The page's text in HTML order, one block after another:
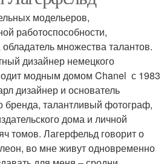
модельеров,
работоспособности,
множества талантов.
дизайнер немецкого
модным домом Chanel с 1983
дизайнер и основатель
бренда, талантливый фотограф,
дома и личной
томов. Лагерфельд говорит о
во мне живут одновременно